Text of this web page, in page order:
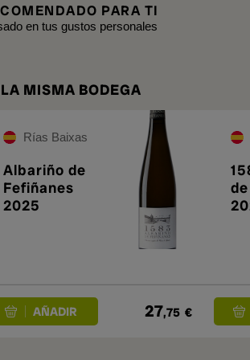
PARA TI
en tus gustos personales
MISMA BODEGA
Rías Baixas
Albariño de
Fefiñanes
2025
27,75 €